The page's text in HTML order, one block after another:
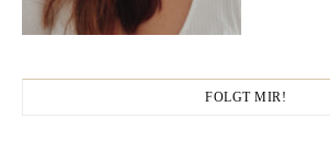
FOLGT MIR!